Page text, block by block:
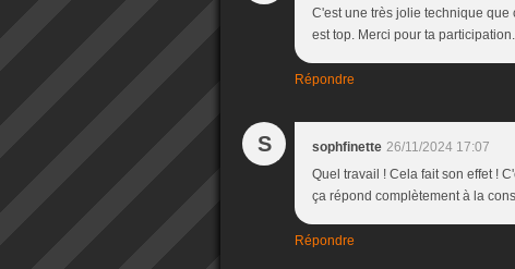
C'est une très jolie technique
est top. Merci pour ta
Répondre
S sophfinette 26/11/2024 17:07
Quel travail ! Cela fait son effet !
ça répond complètement à la
Répondre